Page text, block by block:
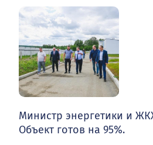
Министр энергетики и
Объект готов на 95%.